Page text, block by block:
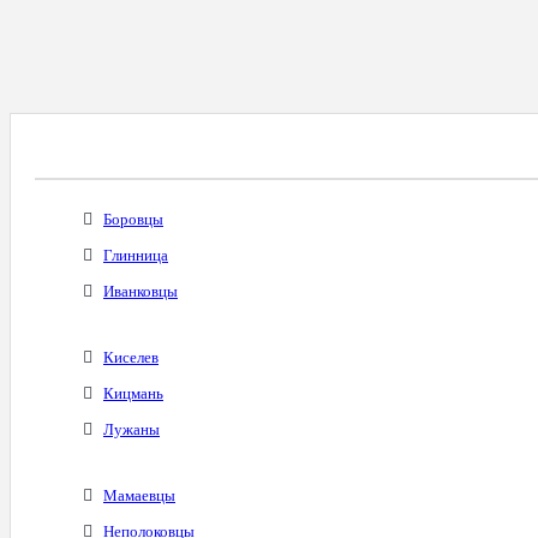
Боровцы
Глинница
Иванковцы
Киселев
Кицмань
Лужаны
Мамаевцы
Неполоковцы